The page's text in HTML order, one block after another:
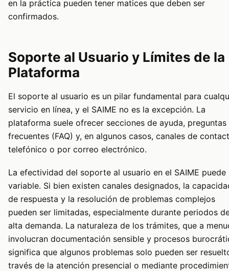
en la práctica pueden tener matices que deben ser
confirmados.
Soporte al Usuario y Límites de la
Plataforma
El soporte al usuario es un pilar fundamental para
servicio en línea, y el SAIME no es la excepción. La
plataforma suele ofrecer secciones de ayuda, preguntas
frecuentes (FAQ) y, en algunos casos, canales de
telefónico o por correo electrónico.
La efectividad del soporte al usuario en el SAIME puede
variable. Si bien existen canales designados, la
de respuesta y la resolución de problemas complejos
pueden ser limitadas, especialmente durante periodos
alta demanda. La naturaleza de los trámites, que a
involucran documentación sensible y procesos
significa que algunos problemas solo pueden ser
través de la atención presencial o mediante